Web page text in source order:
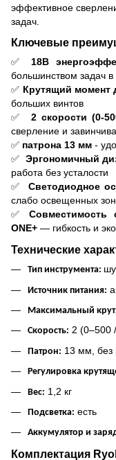
эффективное
задач.
Ключевые
✅ 18В
большинством задач в
✅ Крутящий момент
больших винтов
✅
2 скорости (0-
сверление и
✅ патрона 13 мм -
✅Эргономичный
работа без усталости
✅ Светодиодное
слабо освещенных
✅Совместимость
ONE+ — гибкость и
Технические
Тип инструмента:
Источник питания:
Максимальный
Скорость: 2 (0–500
Патрон: 13 мм, без
Регулировка
Вес: 1,2 кг
Подсветка: есть
Аккумулятор и
Комплектация